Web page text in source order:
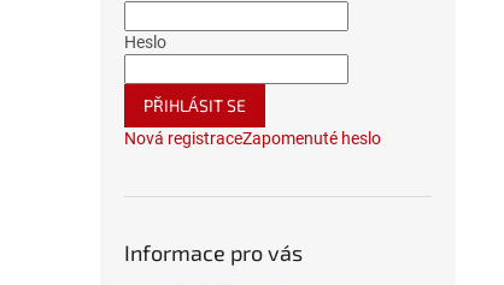
Heslo
PŘIHLÁSIT SE
Nová registraceZapomenuté heslo
Informace pro vás